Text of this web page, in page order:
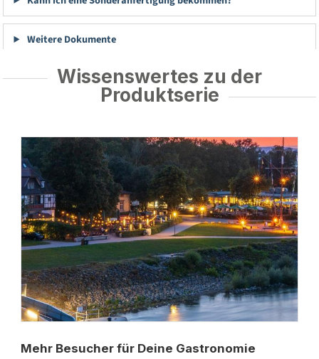
Weitere Dokumente
Wissenswertes zu der
Produktserie
Mehr Besucher für Deine Gastronomie